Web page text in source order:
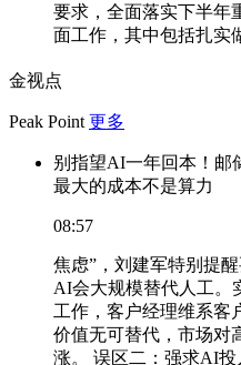
要求，全面落实下半年
面工作，其中包括扎实
金视点
Peak Point 更多
别指望AI一年回本！邮
最大的成本不是算力
08:57
焦虑”，刘建军特别提
AI会大规模替代人工。
工作，客户经理维系客
价值无可替代，市场对
涨。 误区二：强求AI